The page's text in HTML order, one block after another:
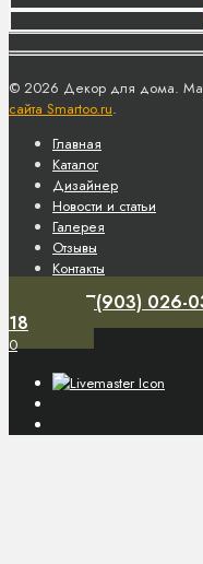
© 2026 Декор для дома.
сайта Smartoo.ru.
Главная
Каталог
Дизайнер
Новости и статьи
Галерея
Отзывы
Контакты
+7(903) 026-
18
0